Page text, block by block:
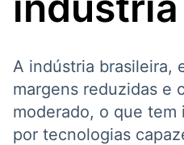
A indústria brasileira,
margens reduzidas e
moderado, o que
por tecnologias